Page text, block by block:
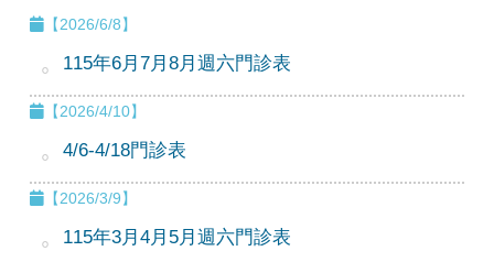
【2026/6/8】
115年6月7月8月週六門診表
【2026/4/10】
4/6-4/18門診表
【2026/3/9】
115年3月4月5月週六門診表